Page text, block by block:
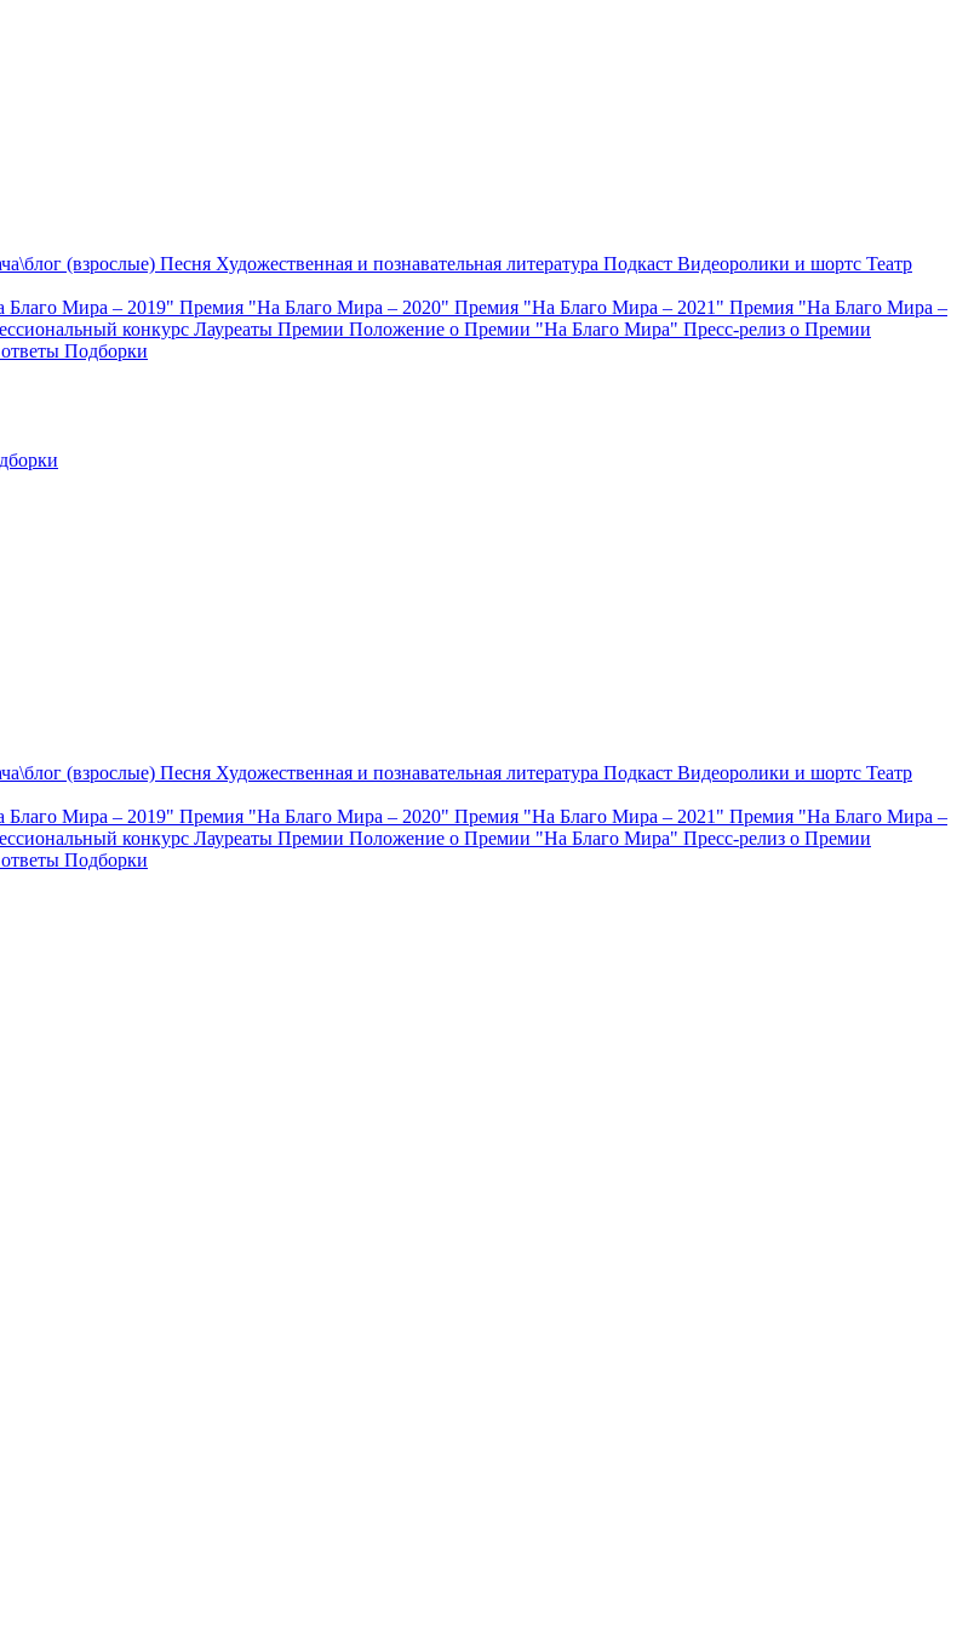
(взрослые) Песня Художественная и познавательная литература Подкаст Видеоролики и шортс Театр
Мира – 2019" Премия "На Благо Мира – 2020" Премия "На Благо Мира – 2021" Премия "На Благо Мира –
конкурс Лауреаты Премии Положение о Премии "На Благо Мира" Пресс-релиз о Премии
Подборки
(взрослые) Песня Художественная и познавательная литература Подкаст Видеоролики и шортс Театр
Мира – 2019" Премия "На Благо Мира – 2020" Премия "На Благо Мира – 2021" Премия "На Благо Мира –
конкурс Лауреаты Премии Положение о Премии "На Благо Мира" Пресс-релиз о Премии
Подборки